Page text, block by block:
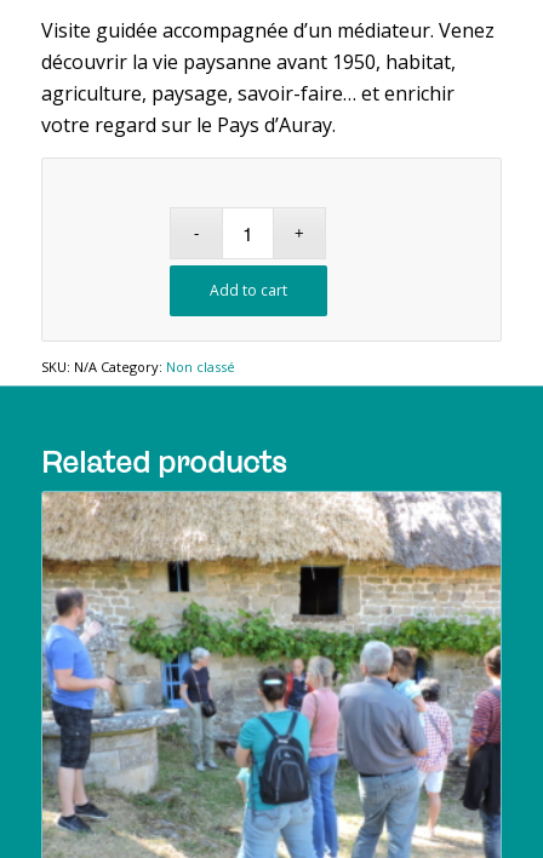
Visite guidée accompagnée d’un médiateur. Venez
découvrir la vie paysanne avant 1950, habitat,
agriculture, paysage, savoir-faire… et enrichir
votre regard sur le Pays d’Auray.
Add to cart
SKU: N/A Category: Non classé
Related products